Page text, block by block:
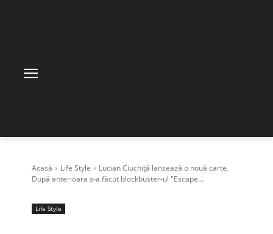
Acasă Life Style
Lucian Ciuchiță lansează o nouă carte.
După anterioara s-a făcut blockbuster-ul "Escape...
Life Style